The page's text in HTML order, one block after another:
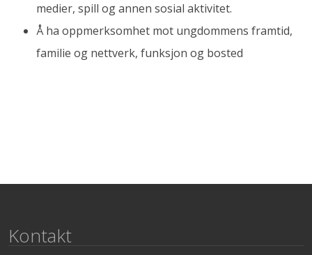
medier, spill og annen sosial aktivitet.
Å ha oppmerksomhet mot ungdommens framtid,
familie og nettverk, funksjon og bosted
Kontakt